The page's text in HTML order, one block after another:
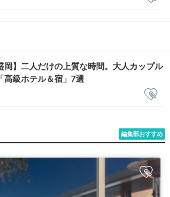
岡】二人だけの上質な時間。大人カップル
高級ホテル＆宿」7選
編集部おすすめ